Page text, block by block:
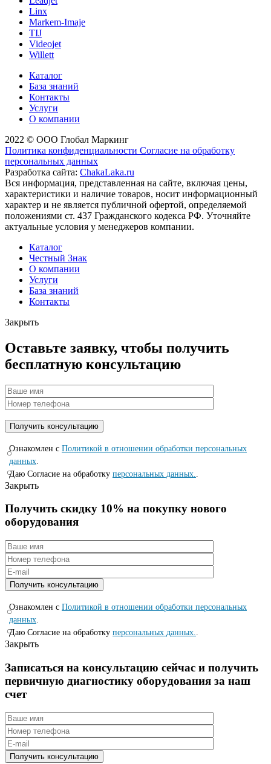
Linx
Markem-Imaje
TIJ
Videojet
Willett
Каталог
База знаний
Контакты
Услуги
О компании
2022 © ООО Глобал Маркинг
Политика конфиденциальности Согласие на обработку
персональных данных
Разработка сайта: ChakaLaka.ru
Вся информация, представленная на сайте, включая цены,
характеристики и наличие товаров, носит информационный
характер и не является публичной офертой, определяемой
положениями ст. 437 Гражданского кодекса РФ. Уточняйте
актуальные условия у менеджеров компании.
Каталог
Честный Знак
О компании
Услуги
База знаний
Контакты
Закрыть
Оставьте заявку, чтобы получить
бесплатную консультацию
Ознакомлен с Политикой в отношении обработки персональных
данных
Даю Согласие на обработку персональных данных.
Закрыть
Получить скидку 10% на покупку нового
оборудования
Ознакомлен с Политикой в отношении обработки персональных
данных
Даю Согласие на обработку персональных данных.
Закрыть
Записаться на консyльтацию сейчас и полyчить
первичную диагностикy оборyдования за наш
счет